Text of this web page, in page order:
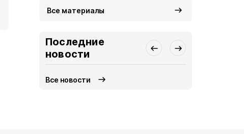
Все материалы
Последние
новости
Все новости